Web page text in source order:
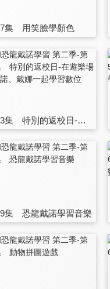
集 用笑臉學顏色
第53集 特別的返校日-在遊樂場跟戴諾、戴娜一起學習數位
集 恐龍戴諾學習音樂